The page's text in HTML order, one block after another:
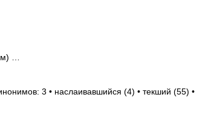
…
3 • наслаивавшийся (4) • текший (55) •